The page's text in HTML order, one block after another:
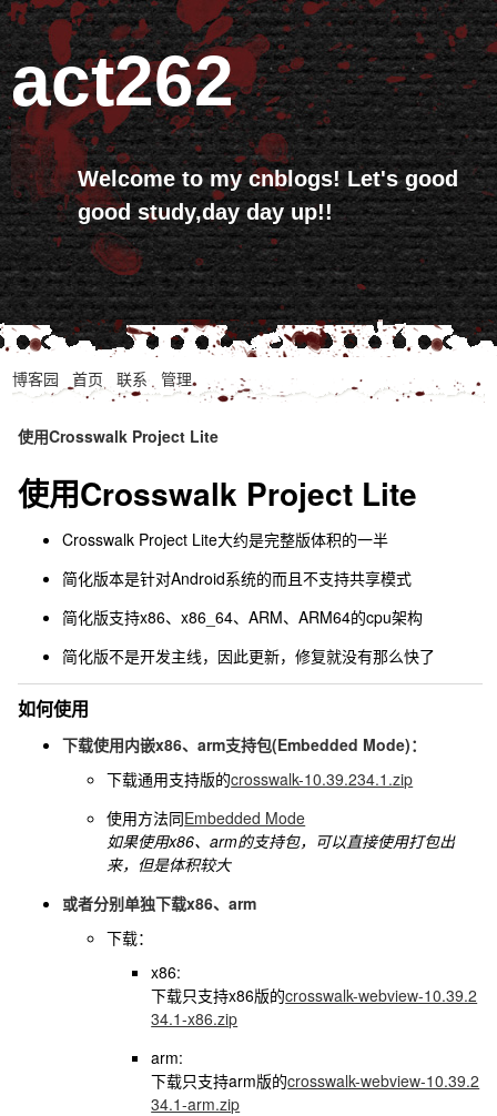
act262
Welcome to my cnblogs! Let's good
good study,day day up!!
博客园 首页 联系 管理
使用Crosswalk Project Lite
使用Crosswalk Project Lite
Crosswalk Project Lite大约是完整版体积的一半
简化版本是针对Android系统的而且不支持共享模式
简化版支持x86、x86_64、ARM、ARM64的cpu架构
简化版不是开发主线，因此更新，修复就没有那么快了
如何使用
下载使用内嵌x86、arm支持包(Embedded Mode)：
下载通用支持版的crosswalk-10.39.234.1.zip
使用方法同Embedded Mode
如果使用x86、arm的支持包，可以直接使用打包出
来，但是体积较大
或者分别单独下载x86、arm
下载：
x86:
下载只支持x86版的crosswalk-webview-10.39.2
34.1-x86.zip
arm:
下载只支持arm版的crosswalk-webview-10.39.2
34.1-arm.zip